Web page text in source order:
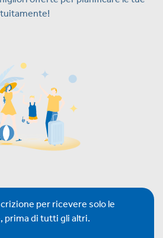
per ricevere solo le
prima di tutti gli altri.